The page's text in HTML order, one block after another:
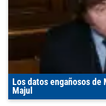
Los datos engañosos
Majul